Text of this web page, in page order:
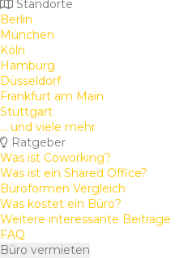
Standorte
Berlin
München
Köln
Hamburg
Düsseldorf
Frankfurt am Main
Stuttgart
... und viele mehr
Ratgeber
Was ist Coworking?
Was ist ein Shared Office?
Büroformen Vergleich
Was kostet ein Büro?
Weitere interessante Beiträge
FAQ
Büro vermieten